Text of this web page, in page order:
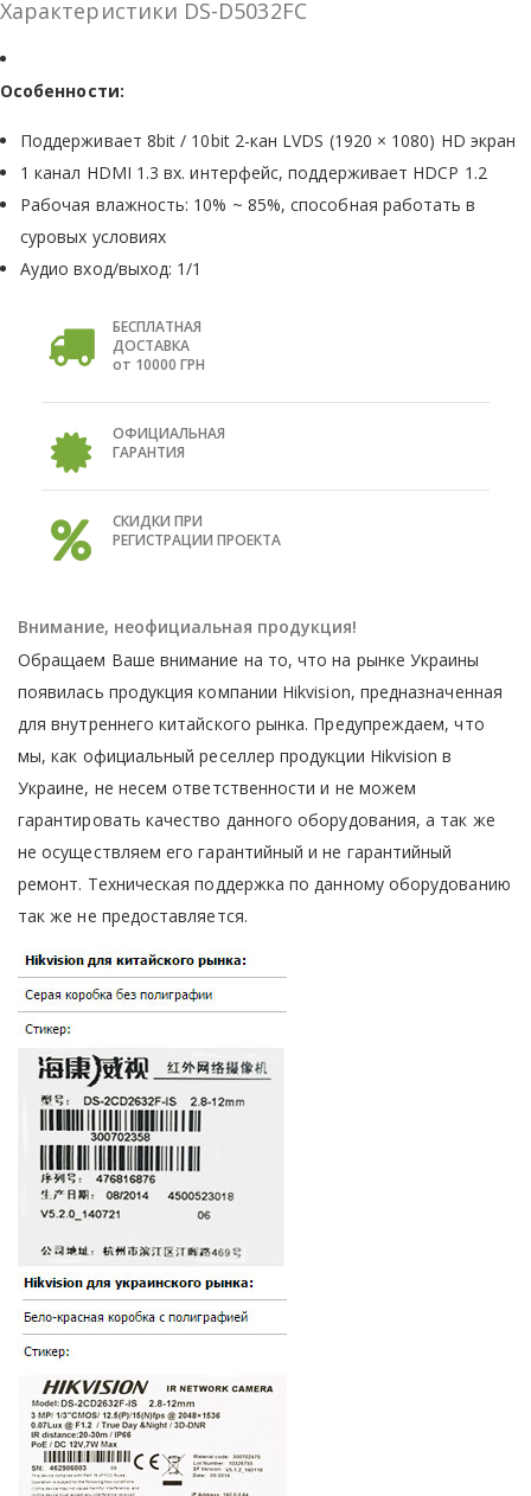
Характеристики DS-D5032FC
Особенности:
Поддерживает 8bit / 10bit 2-кан LVDS (1920 × 1080) HD экран
1 канал HDMI 1.3 вх. интерфейс, поддерживает HDCP 1.2
Рабочая влажность: 10% ~ 85%, способная работать в
суровых условиях
Аудио вход/выход: 1/1
БЕСПЛАТНАЯ
ДОСТАВКА
от 10000 ГРН
ОФИЦИАЛЬНАЯ
ГАРАНТИЯ
СКИДКИ ПРИ
РЕГИСТРАЦИИ ПРОЕКТА
Внимание, неофициальная продукция!
Обращаем Ваше внимание на то, что на рынке Украины
появилась продукция компании Hikvision, предназначенная
для внутреннего китайского рынка. Предупреждаем, что
мы, как официальный реселлер продукции Hikvision в
Украине, не несем ответственности и не можем
гарантировать качество данного оборудования, а так же
не осуществляем его гарантийный и не гарантийный
ремонт. Техническая поддержка по данному оборудованию
так же не предоставляется.